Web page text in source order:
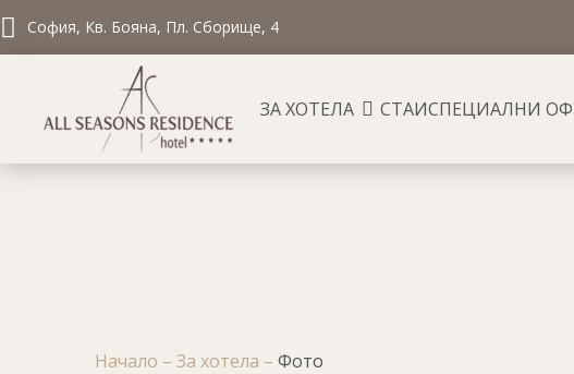
София, Кв. Бояна, Пл. Сборище, 4
ЗА ХОТЕЛА СТАИСПЕЦИАЛНИ
Начало – За хотела – Фото